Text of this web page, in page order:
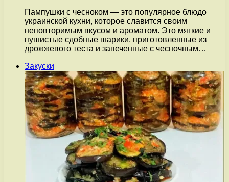
Пампушки с чесноком — это популярное блюдо
украинской кухни, которое славится своим
неповторимым вкусом и ароматом. Это мягкие и
пушистые сдобные шарики, приготовленные из
дрожжевого теста и запеченные с чесночным…
Закуски